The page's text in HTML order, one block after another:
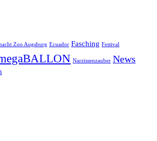
Zoo Augsburg Ecuador Fasching Festival
Narzissenzauber News